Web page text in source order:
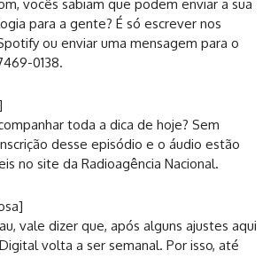
vocês sabiam que podem enviar a sua
para a gente? É só escrever nos
ou enviar uma mensagem para o
0138.
toda a dica de hoje? Sem
desse episódio e o áudio estão
no site da Radioagência Nacional.
vale dizer que, após alguns ajustes aqui
volta a ser semanal. Por isso, até